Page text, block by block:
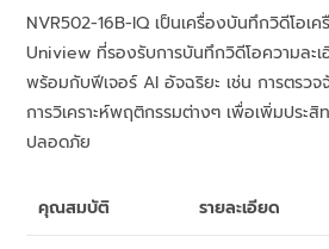
NVR502-16B-IQ เป็นเครื่องบันทึกวิดีโอเ
Uniview ที่รองรับการบันทึกวิดีโอความละ
พร้อมกับฟีเจอร์ AI อัจฉริยะ เช่น การตรวจ
การวิเคราะห์พฤติกรรมต่างๆ เพื่อเพิ่มประสิ
ปลอดภัย
คุณสมบัติ รายละเอียด